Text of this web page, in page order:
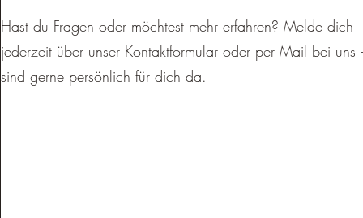
Hast du Fragen oder möchtest mehr erfahren? Melde dich
jederzeit über unser Kontaktformular oder perMail bei uns
sind gerne persönlich für dich da.